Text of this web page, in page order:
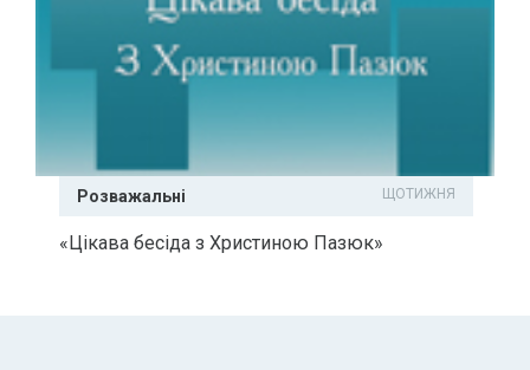
Розважальні ЩОТИЖНЯ
«Цікава бесіда з Христиною Пазюк»